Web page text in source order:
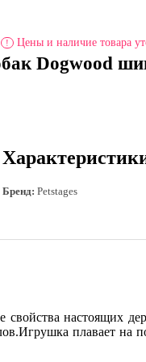
! Цены и наличие товара
Dogwood
Бренд: Petstages
свойства настоящих
плавает на